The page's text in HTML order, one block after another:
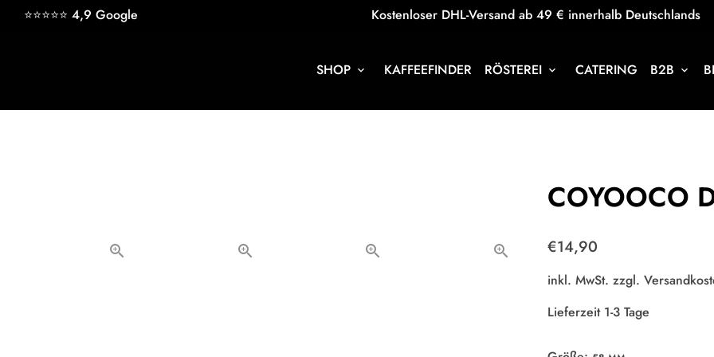
Direkt⭐⭐⭐⭐⭐ 4,9 Google Kostenloser DHL-Versand ab 49 € innerhalb Deutschlands
SHOP keyboard_arrow_down KAFFEEFINDER RÖSTEREI keyboard_arrow_down CATERING B2B keyboard_arrow_down
COYOOCO
€14,90
inkl. MwSt. zzgl.
Lieferzeit 1-3 Tage